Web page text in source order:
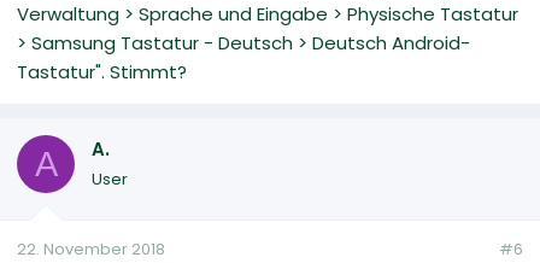
Verwaltung > Sprache und Eingabe > Physische Tastatur
> Samsung Tastatur - Deutsch > Deutsch Android-
Tastatur". Stimmt?
A A.
User
22. November 2018 #6